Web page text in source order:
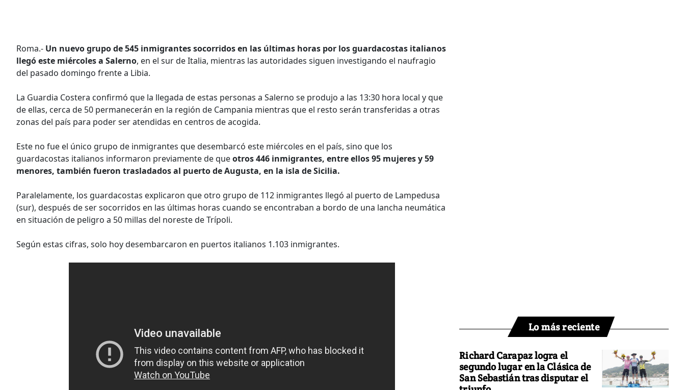
Roma.- Un nuevo grupo de 545 inmigrantes socorridos en las últimas horas por los guardacostas italianos
llegó este miércoles a Salerno, en el sur de Italia, mientras las autoridades siguen investigando el naufragio
del pasado domingo frente a Libia.
La Guardia Costera confirmó que la llegada de estas personas a Salerno se produjo a las 13:30 hora local y que
de ellas, cerca de 50 permanecerán en la región de Campania mientras que el resto serán transferidas a otras
zonas del país para poder ser atendidas en centros de acogida.
Este no fue el único grupo de inmigrantes que desembarcó este miércoles en el país, sino que los
guardacostas italianos informaron previamente de queotros 446 inmigrantes, entre ellos 95 mujeres y 59
menores, también fueron trasladados al puerto de Augusta, en la isla de Sicilia.
Paralelamente, los guardacostas explicaron que otro grupo de 112 inmigrantes llegó al puerto de Lampedusa
(sur), después de ser socorridos en las últimas horas cuando se encontraban a bordo de una lancha neumática
en situación de peligro a 50 millas del noreste de Trípoli.
Según estas cifras, solo hoy desembarcaron en puertos italianos 1.103 inmigrantes.
Lo más reciente
Richard Carapaz logra el
segundo lugar en la Clásica de
San Sebastián tras disputar el